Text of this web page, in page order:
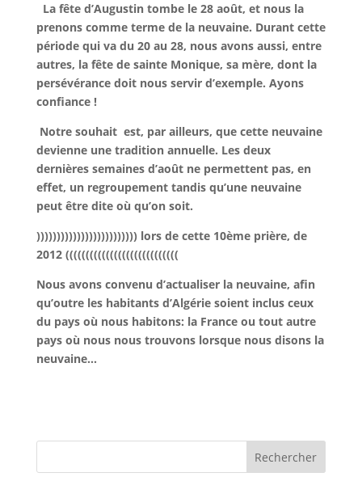
La fête d’Augustin tombe le 28 août, et nous la
prenons comme terme de la neuvaine. Durant cette
période qui va du 20 au 28, nous avons aussi, entre
autres, la fête de sainte Monique, sa mère, dont la
persévérance doit nous servir d’exemple. Ayons
confiance !
Notre souhait est, par ailleurs, que cette neuvaine
devienne une tradition annuelle. Les deux
dernières semaines d’août ne permettent pas, en
effet, un regroupement tandis qu’une neuvaine
peut être dite où qu’on soit.
))))))))))))))))))))))))) lors de cette 10ème prière, de
2012 ((((((((((((((((((((((((((((
Nous avons convenu d’actualiser la neuvaine, afin
qu’outre les habitants d’Algérie soient inclus ceux
du pays où nous habitons: la France ou tout autre
pays où nous nous trouvons lorsque nous disons la
neuvaine…